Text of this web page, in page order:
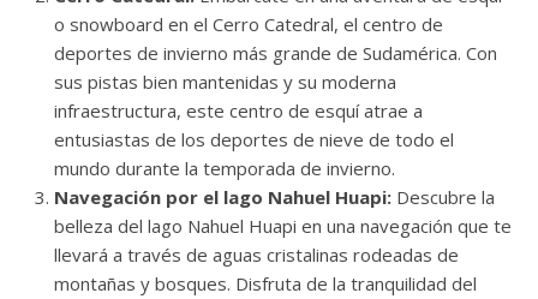
o snowboard en el Cerro Catedral, el centro de
deportes de invierno más grande de Sudamérica. Con
sus pistas bien mantenidas y su moderna
infraestructura, este centro de esquí atrae a
entusiastas de los deportes de nieve de todo el
mundo durante la temporada de invierno.
Navegación por el lago Nahuel Huapi: Descubre la
belleza del lago Nahuel Huapi en una navegación que te
llevará a través de aguas cristalinas rodeadas de
montañas y bosques. Disfruta de la tranquilidad del